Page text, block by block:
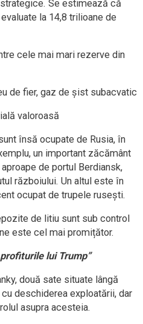
Se estimează că
la 14,8 trilioane de
cele mai mari rezerve din
de fier, gaz de șist subacvatic
valoroasă
însă ocupate de Rusia, în
un important zăcământ
de portul Berdiansk,
războiului. Un altul este în
ocupat de trupele rusești.
de litiu sunt sub control
este cel mai promițător.
lui Trump”
două sate situate lângă
deschiderea exploatării, dar
asupra acesteia.